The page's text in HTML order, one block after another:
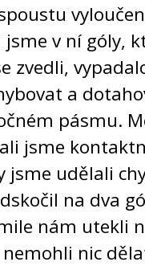
v ní góly,
zvedli,
a
pásmu.
jsme
udělali
na dva
nám utekli
nic